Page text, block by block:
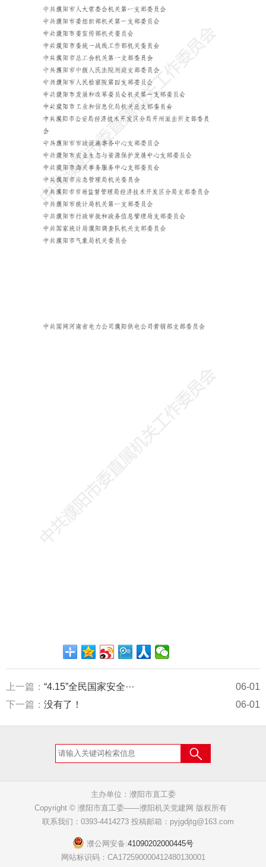
上一篇： “4.15”全民国家安全···
06-01
下一篇： 没有了！ 06-01
主办单位：濮阳市直工委
Copyright © 濮阳市直工委——濮阳机关党建网 版权所有
联系我们：0393-4414273 投稿邮箱：pyjgdjtg@163.com
濮公网安备:41090202000445号
网站标识码：CA172590000412480130001